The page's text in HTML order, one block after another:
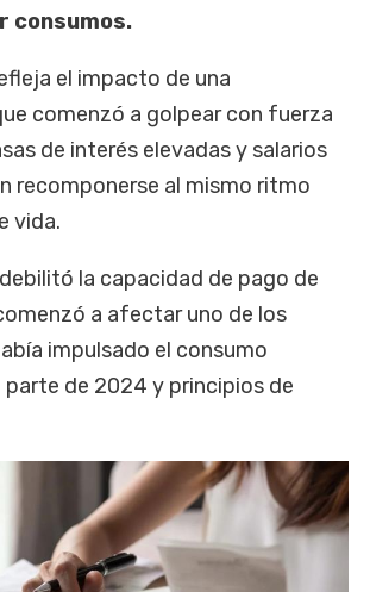
consumos.
el impacto de una
comenzó a golpear con fuerza
de interés elevadas y salarios
recomponerse al mismo ritmo
vida.
la capacidad de pago de
a afectar uno de los
impulsado el consumo
parte de 2024 y principios de